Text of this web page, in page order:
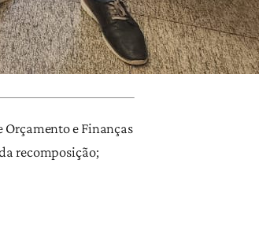
Orçamento e Finanças
recomposição;